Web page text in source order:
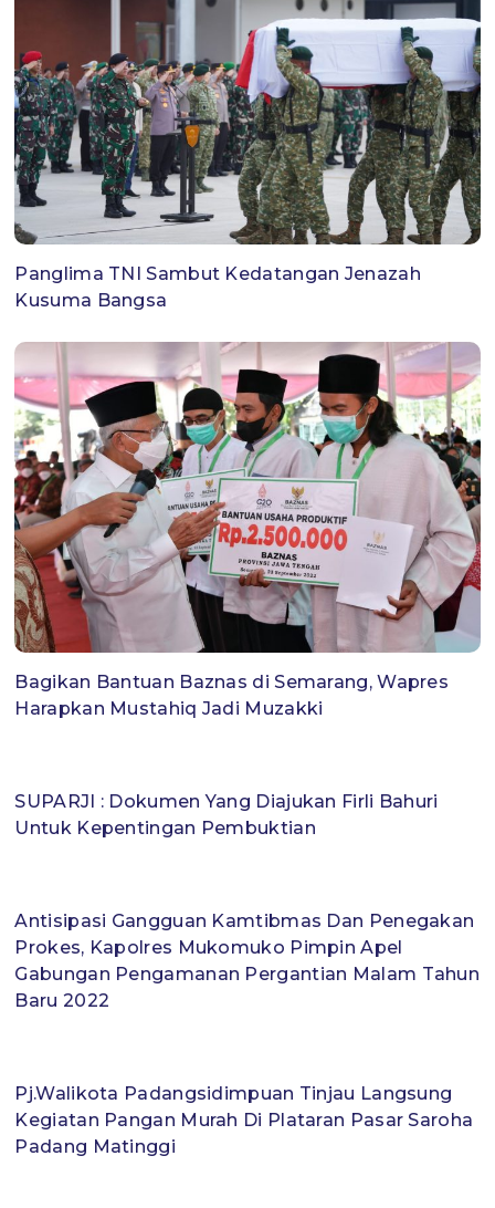
Panglima TNI Sambut Kedatangan Jenazah
Kusuma Bangsa
Bagikan Bantuan Baznas di Semarang, Wapres
Harapkan Mustahiq Jadi Muzakki
SUPARJI : Dokumen Yang Diajukan Firli Bahuri
Untuk Kepentingan Pembuktian
Antisipasi Gangguan Kamtibmas Dan Penegakan
Prokes, Kapolres Mukomuko Pimpin Apel
Gabungan Pengamanan Pergantian Malam Tahun
Baru 2022
Pj.Walikota Padangsidimpuan Tinjau Langsung
Kegiatan Pangan Murah Di Plataran Pasar Saroha
Padang Matinggi